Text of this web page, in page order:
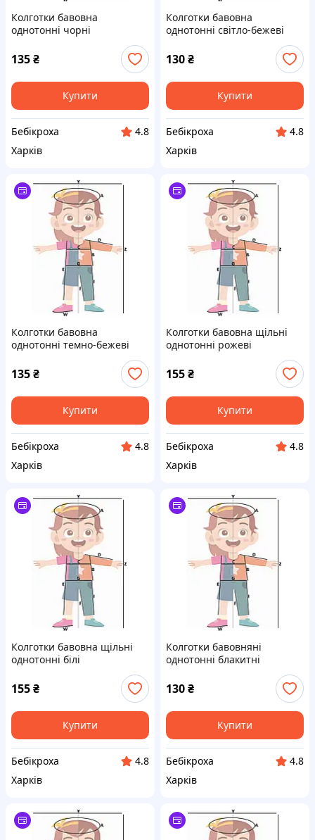
Колготки бавовна
однотонні чорні
135₴
Купити
Бебікроха
4.8
Харків
Колготки бавовна
однотонні світло-бежеві
130₴
Купити
Бебікроха
4.8
Харків
Колготки бавовна
однотонні темно-бежеві
135₴
Купити
Бебікроха
4.8
Харків
Колготки бавовна щільні
однотонні рожеві
155₴
Купити
Бебікроха
4.8
Харків
Колготки бавовна щільні
однотонні білі
155₴
Купити
Бебікроха
4.8
Харків
Колготки бавовняні
однотонні блакитні
130₴
Купити
Бебікроха
4.8
Харків